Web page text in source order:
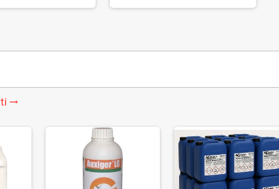
trending_flat